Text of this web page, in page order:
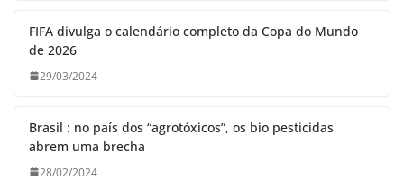
FIFA divulga o calendário completo da Copa do Mundo
de 2026
29/03/2024
Brasil : no país dos “agrotóxicos”, os bio pesticidas
abrem uma brecha
28/02/2024